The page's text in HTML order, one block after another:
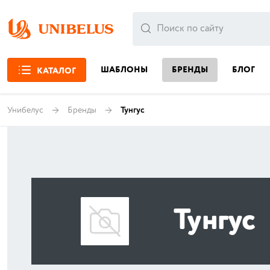
КАТАЛОГ ШАБЛОНЫ БРЕНДЫ БЛОГ
Унибелус Бренды Тунгус
Тунгус